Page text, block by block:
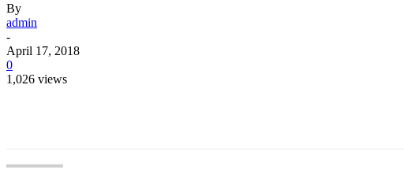
By
admin
-
April 17, 2018
0
1,026 views